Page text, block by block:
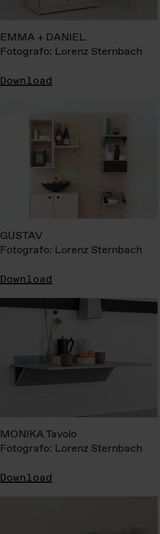
EMMA + DANIEL
Fotografo: Lorenz Sternbach
Download
GUSTAV
Fotografo: Lorenz Sternbach
Download
MONIKA Tavolo
Fotografo: Lorenz Sternbach
Download